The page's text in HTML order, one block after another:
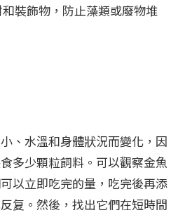
和裝飾物，防止藻類或廢物堆
、水溫和身體狀況而變化，因
多少顆粒飼料。可以觀察金魚
以立即吃完的量，吃完後再添
复。然後，找出它們在短時間